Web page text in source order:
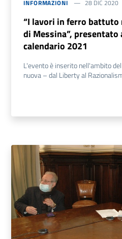
INFORMAZIONI 28 DIC 2020
“I lavori in ferro
di Messina”, presentato
calendario 2021
L'evento è inserito nell'ambito
nuova – dal Liberty al